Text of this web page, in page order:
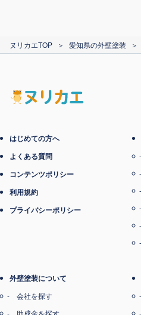
カード支払い
ヌリカエTOP ＞ 愛知県の外壁塗装 ＞
はじめての方へ
よくある質問
コンテンツポリシー
利用規約
プライバシーポリシー
外壁塗装について
会社を探す